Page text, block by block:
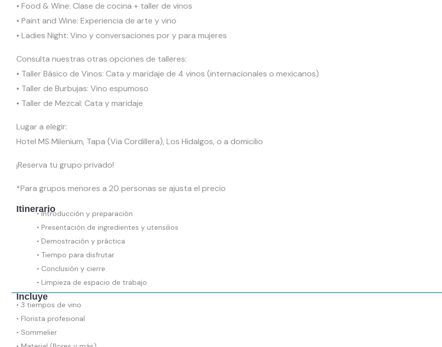
• Food & Wine: Clase de cocina + taller de vinos
• Paint and Wine: Experiencia de arte y vino
• Ladies Night: Vino y conversaciones por y para mujeres
Consulta nuestras otras opciones de talleres:
• Taller Básico de Vinos: Cata y maridaje de 4 vinos (internacionales o mexicanos)
• Taller de Burbujas: Vino espumoso
• Taller de Mezcal: Cata y maridaje
Lugar a elegir:
Hotel MS Milenium, Tapa (Via Cordillera), Los Hidalgos, o a domicilio
¡Reserva tu grupo privado!
*Para grupos menores a 20 personas se ajusta el precio
Itinerario• Introducción y preparación
• Presentación de ingredientes y utensilios
• Demostración y práctica
• Tiempo para disfrutar
• Conclusión y cierre
• Limpieza de espacio de trabajo
Incluye
• 3 tiempos de vino
• Florista profesional
• Sommelier